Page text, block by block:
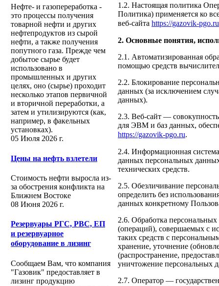
Нефте- и газопереработка -
это процессы получения
товарной нефти и других
нефтепродуктов из сырой
нефти, а также получения
попутного газа. Прежде чем
добытое сырье будет
использовано в
промышленных и других
целях, оно (сырье) проходит
несколько этапов первичной
и вторичной переработки, а
затем и утилизируются (как,
например, в факельных
установках).
05 Июля 2026 г.
Цены на нефть взлетели
Стоимость нефти выросла из-
за обострения конфликта на
Ближнем Востоке
08 Июня 2026 г.
Резервуары РГС, РВС, ЕП
и резервуарное
оборудование в лизинг
Сообщаем Вам, что компания
"Газовик" предоставляет в
лизинг продукцию
1.2. Настоящая политика
Политика) применяется ко
веб-сайта https://gazovik-pgo.ru
2. Основные понятия,
2.1. Автоматизированная
помощью средств
2.2. Блокирование
данных (за исключением
данных).
2.3. Веб-сайт —
для ЭВМ и баз данных,
https://gazovik-pgo.ru.
2.4. Информационная
данных персональных
технических средств.
2.5. Обезличивание
определить без
данных конкретному
2.6. Обработка
(операций), совершаемых с
таких средств с
хранение, уточнение
(распространение,
уничтожение персональных
2.7. Оператор —